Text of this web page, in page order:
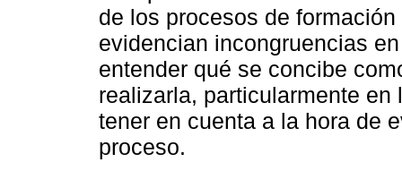
de los procesos de
evidencian incongruencias
entender qué se concibe
realizarla, particularmente
tener en cuenta a la hora de
proceso.